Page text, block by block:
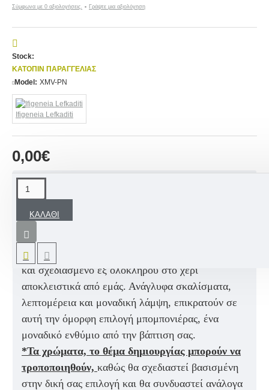
Σύμφωνα με 0 αξιολογήσεις. - Γράψτε μια αξιολόγηση
0,00€
Stock:
ΚΑΤΌΠΙΝ ΠΑΡΑΓΓΕΛΊΑΣ
Model: XMV-PN
Ifigeneia Lefkaditi
ΚΑΛΆΘΙ
Μια άκρως εντυπωσιακή χειροποίητη μπομπονιέρα
βάπτισης για κορίτσι και αγόρι Ξύλινο χειροποίητο
διακοσμητικό Ψαράκι με στεφάνι ζωγραφισμένο,
και σχεδιασμένο εξ ολοκλήρου στο χέρι
αποκλειστικά από εμάς. Ανάγλυφα σκαλίσματα,
λεπτομέρεια και μοναδική λάμψη, επικρατούν σε
αυτή την όμορφη επιλογή μπομπονιέρας, ένα
μοναδικό ενθύμιο από την βάπτιση σας.
*Τα χρώματα, το θέμα δημιουργίας μπορούν να
τροποποιηθούν, καθώς θα σχεδιαστεί βασισμένη
στην δική σας επιλογή και θα συνδυαστεί ανάλογα